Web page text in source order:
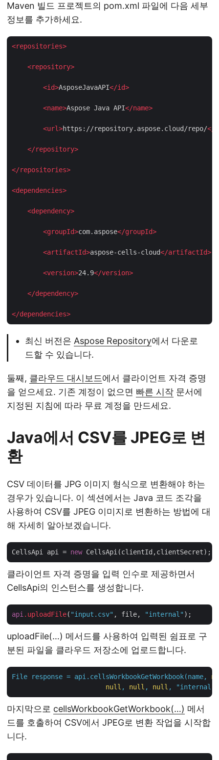
Maven 빌드 프로젝트의 pom.xml 파일에 다음 세부
정보를 추가하세요.
<repositories>
<repository>
<id>AsposeJavaAPI</id>
<name>Aspose Java API</name>
<url>https://repository.aspose.cloud/repo/</
</repository>
</repositories>
<dependencies>
<dependency>
<groupId>com.aspose</groupId>
<artifactId>aspose-cells-cloud</artifactId>
<version>24.9</version>
</dependency>
</dependencies>
최신 버전은 Aspose Repository에서 다운로
드할 수 있습니다.
둘째, 클라우드 대시보드에서 클라이언트 자격 증명
을 얻으세요. 기존 계정이 없으면 빠른 시작 문서에
지정된 지침에 따라 무료 계정을 만드세요.
Java에서 CSV를 JPEG로 변
환
CSV 데이터를 JPG 이미지 형식으로 변환해야 하는
경우가 있습니다. 이 섹션에서는 Java 코드 조각을
사용하여 CSV를 JPEG 이미지로 변환하는 방법에 대
해 자세히 알아보겠습니다.
CellsApi api = new
클라이언트 자격 증명을 입력 인수로 제공하면서
CellsApi의 인스턴스를 생성합니다.
api .uploadFile( "input.csv" , file, "internal"
uploadFile(…) 메서드를 사용하여 입력된 쉼표로 구
분된 파일을 클라우드 저장소에 업로드합니다.
File response = api.cellsWorkbookGetWorkbook(name,
null , null , null , "internal"
마지막으로 cellsWorkbookGetWorkbook(…) 메서
드를 호출하여 CSV에서 JPEG로 변환 작업을 시작합
니다.